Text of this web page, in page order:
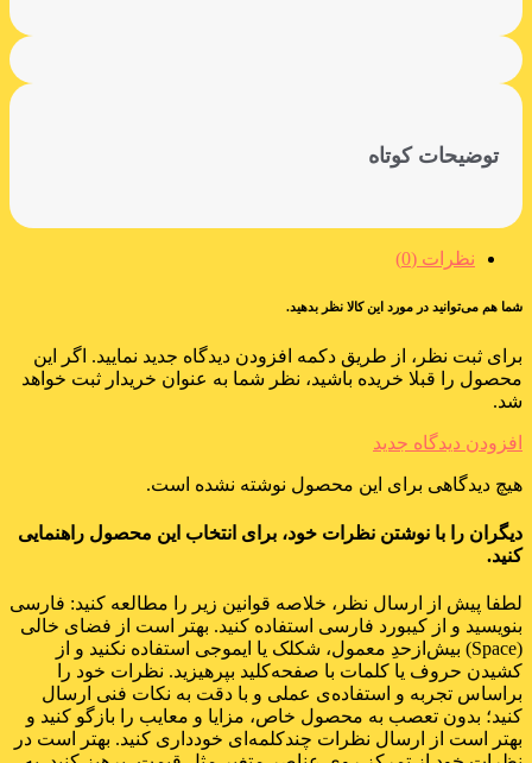
توضیحات کوتاه
نظرات (0)
شما هم می‌توانید در مورد این کالا نظر بدهید.
برای ثبت نظر، از طریق دکمه افزودن دیدگاه جدید نمایید. اگر این
محصول را قبلا خریده باشید، نظر شما به عنوان خریدار ثبت خواهد
شد.
افزودن دیدگاه جدید
هیچ دیدگاهی برای این محصول نوشته نشده است.
دیگران را با نوشتن نظرات خود، برای انتخاب این محصول راهنمایی
کنید.
لطفا پیش از ارسال نظر، خلاصه قوانین زیر را مطالعه کنید: فارسی
بنویسید و از کیبورد فارسی استفاده کنید. بهتر است از فضای خالی
(Space) بیش‌از‌حدِ معمول، شکلک یا ایموجی استفاده نکنید و از
کشیدن حروف یا کلمات با صفحه‌کلید بپرهیزید. نظرات خود را
براساس تجربه و استفاده‌ی عملی و با دقت به نکات فنی ارسال
کنید؛ بدون تعصب به محصول خاص، مزایا و معایب را بازگو کنید و
بهتر است از ارسال نظرات چندکلمه‌‌ای خودداری کنید. بهتر است در